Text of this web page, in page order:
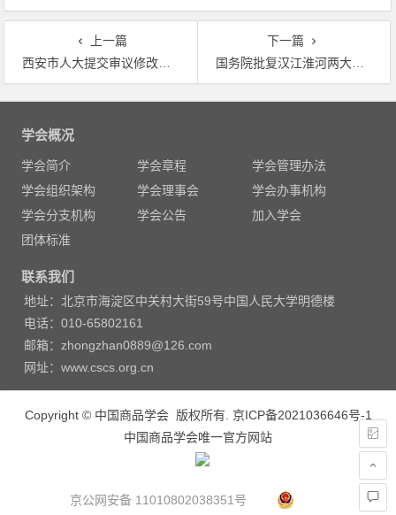
复议案件有较大增长
上一篇
西安市人大提交审议修改环保类法规 城市饮用水源污染处罚上限达100万元
下一篇
国务院批复汉江淮河两大生态经济带发展规划 8省迎来绿色发展新契机
文
学会概况
学会简介 学会章程
学会管理办法
学会组织架构
学会理事会
学会办事机构
学会分支机构
学会公告
加入学会
团体标准
联系我们
地址：北京市海淀区中关村大街59号中国人民大学明德楼
电话：010-65802161
邮箱：zhongzhan0889@126.com
网址：www.cscs.org.cn
Copyright © 中国商品学会 版权所有. 京ICP备2021036646号-1
中国商品学会唯一官方网站
京公网安备 11010802038351号